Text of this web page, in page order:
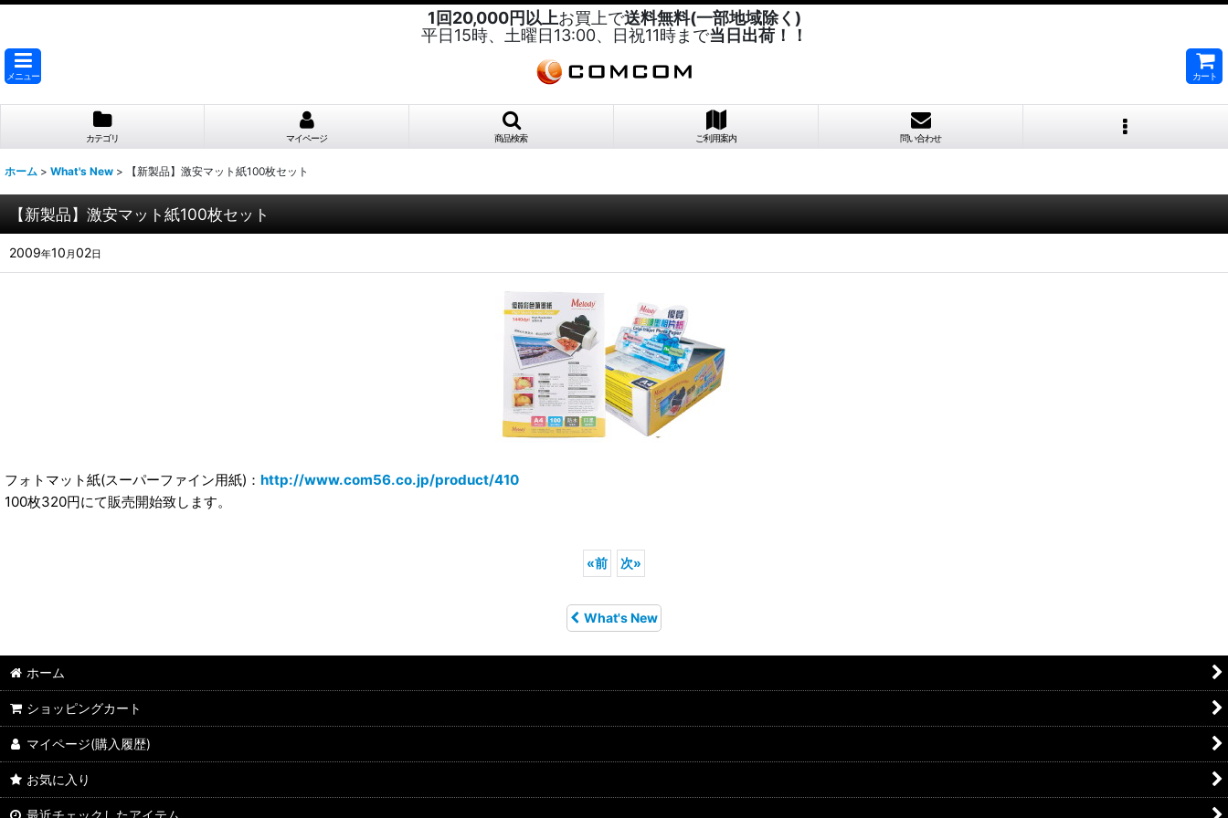
1回20,000円以上お買上で送料無料(一部地域除く)
平日15時、土曜日13:00、日祝11時まで当日出荷！！
メニュー カート
カテゴリ マイページ 商品検索 ご利用案内 問い合わせ
ホーム > What's New > 【新製品】激安マット紙100枚セット
【新製品】激安マット紙100枚セット
2009年10 月 02日
フォトマット紙(スーパーファイン用紙)： http://www.com56.co.jp/product/410
100枚320円にて販売開始致します。
«前 次»
What's New
ホーム
ショッピングカート
マイページ(購入履歴)
お気に入り